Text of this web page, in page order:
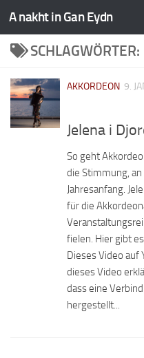
A nakht in Gan Eydn
SCHLAGWÖRTER:
AKKORDEON 9.
Jelena i
So geht
die Stimmung,
Jahresanfang.
für die
fielen. Hier gibt
Dieses Video auf
dieses Video
dass eine
hergestellt...